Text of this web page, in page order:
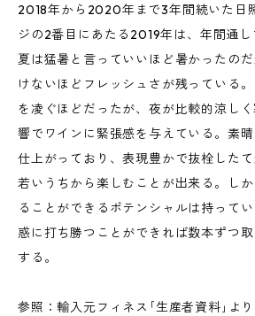
2018年から2020年まで3年間続いた日
ジの2番目にあたる2019年は、年間通
夏は猛暑と言っていいほど暑かったの
けないほどフレッシュさが残っている
を凌ぐほどだったが、夜が比較的涼し
響でワインに緊張感を与えている。素
仕上がっており、表現豊かで抜栓した
若いうちから楽しむことが出来る。し
ることができるポテンシャルは持って
惑に打ち勝つことができれば数本ずつ
する。
参照：輸入元フィネス｢生産者資料｣より